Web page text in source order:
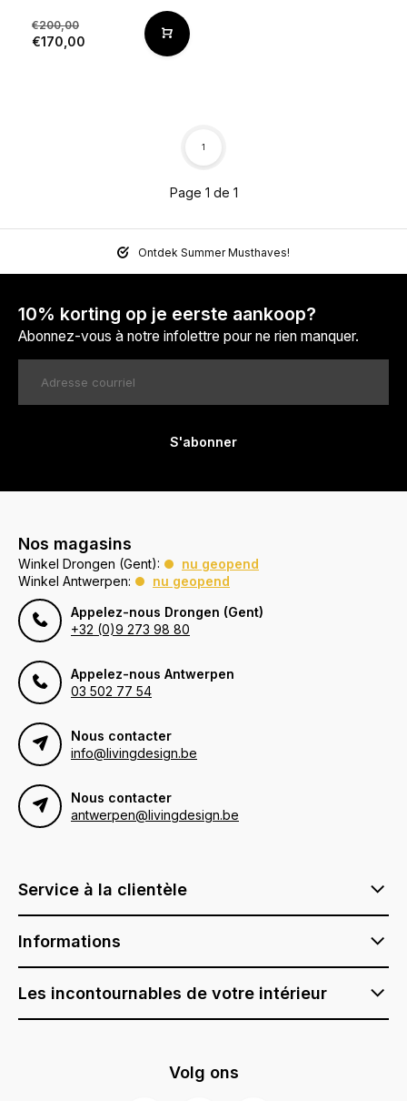
€200,00
€170,00
Page 1 de 1
1
Ontdek Summer Musthaves!
10% korting op je eerste aankoop?
Abonnez-vous à notre infolettre pour ne rien manquer.
S'abonner
Nos magasins
Winkel Drongen (Gent):
nu geopend
Winkel Antwerpen:
nu geopend
Appelez-nous Drongen (Gent)
+32 (0)9 273 98 80
Appelez-nous Antwerpen
03 502 77 54
Nous contacter
info@livingdesign.be
Nous contacter
antwerpen@livingdesign.be
Service à la clientèle
Informations
Les incontournables de votre intérieur
Volg ons